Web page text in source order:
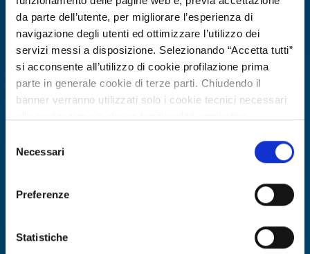
da parte dell’utente, per migliorare l’esperienza di
navigazione degli utenti ed ottimizzare l’utilizzo dei
servizi messi a disposizione. Selezionando “Accetta tutti”
si acconsente all’utilizzo di cookie profilazione prima
parte in generale cookie di terze parti. Chiudendo il
banner verranno utilizzati solo i cookie tecnici necessari
Per conoscere i dettagli, consulta la nostra cookie policy.
https://www.openinnovation.regione.lombardia.it/it/co
https://www.openinnovation.regione.lombardia.it/it/pr
delNecessari
Preferenze
Statistiche
Technology offer
Start-up tedesca cerca partner per
pilota su strato decisionale
ID: TODE20260317008